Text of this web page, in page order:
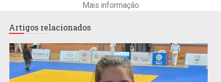
Mais informação
Artigos relacionados